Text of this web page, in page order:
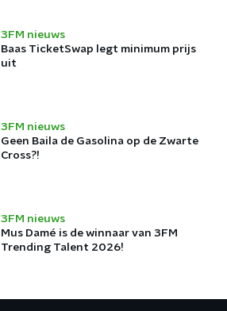
3FM nieuws
Baas TicketSwap legt minimum prijs
uit
3FM nieuws
Geen Baila de Gasolina op de Zwarte
Cross?!
3FM nieuws
Mus Damé is de winnaar van 3FM
Trending Talent 2026!